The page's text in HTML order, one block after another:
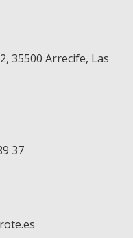
35500 Arrecife, Las
37